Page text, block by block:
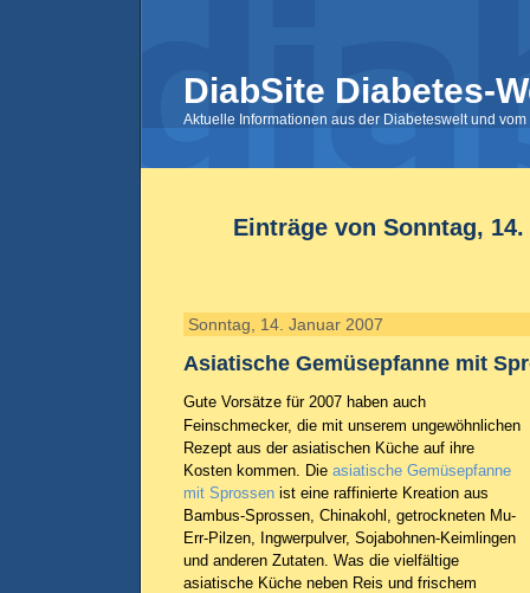
DiabSite Diabetes-
Aktuelle Informationen aus der Diabeteswelt und
Einträge von Sonntag, 14.
Sonntag, 14. Januar 2007
Asiatische Gemüsepfanne mit
Gute Vorsätze für 2007 haben auch
Feinschmecker, die mit unserem ungewöhnlichen
Rezept aus der asiatischen Küche auf ihre
Kosten kommen. Die asiatische Gemüsepfanne
mit Sprossen ist eine raffinierte Kreation aus
Bambus-Sprossen, Chinakohl, getrockneten Mu-
Err-Pilzen, Ingwerpulver, Sojabohnen-Keimlingen
und anderen Zutaten. Was die vielfältige
asiatische Küche neben Reis und frischem